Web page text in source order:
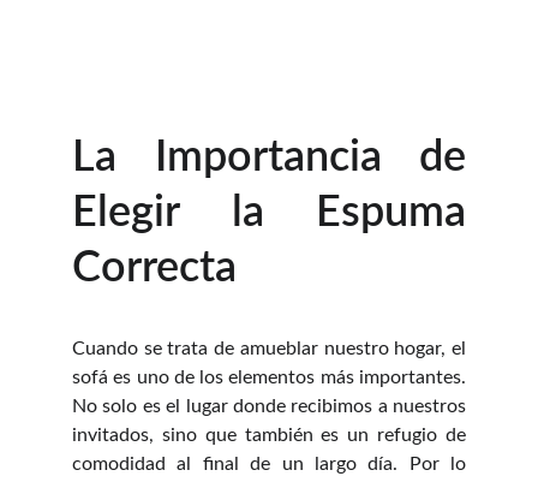
La Importancia de
Elegir la Espuma
Correcta
Cuando se trata de amueblar nuestro hogar, el
sofá es uno de los elementos más importantes.
No solo es el lugar donde recibimos a nuestros
invitados, sino que también es un refugio de
comodidad al final de un largo día. Por lo